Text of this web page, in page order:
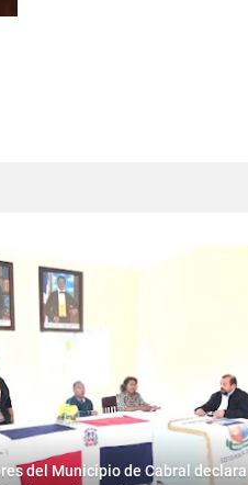
del Municipio de Cabral declara